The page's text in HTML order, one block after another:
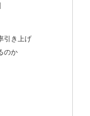
引き上げ
のか